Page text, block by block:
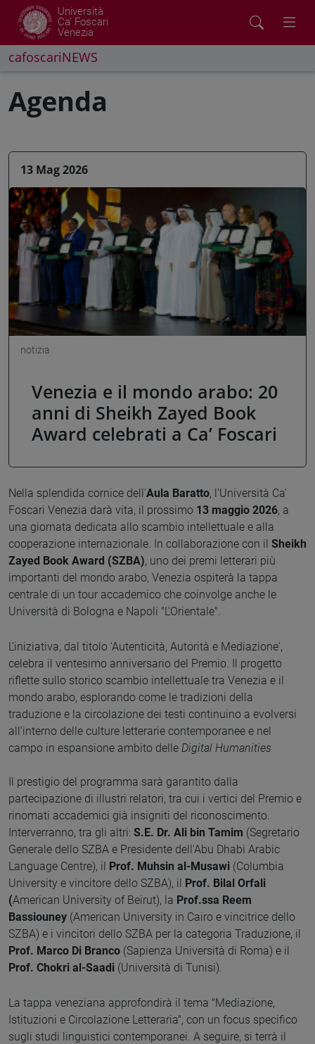
Università
Ca' Foscari
Venezia
cafoscariNEWS
Agenda
13 Mag 2026
notizia
Venezia e il mondo arabo: 20
anni di Sheikh Zayed Book
Award celebrati a Ca’ Foscari
Nella splendida cornice dell'Aula Baratto, l'Università Ca'
Foscari Venezia darà vita, il prossimo 13 maggio 2026, a
una giornata dedicata allo scambio intellettuale e alla
cooperazione internazionale. In collaborazione con il Sheikh
Zayed Book Award (SZBA), uno dei premi letterari più
importanti del mondo arabo, Venezia ospiterà la tappa
centrale di un tour accademico che coinvolge anche le
Università di Bologna e Napoli "L'Orientale".
L'iniziativa, dal titolo 'Autenticità, Autorità e Mediazione',
celebra il ventesimo anniversario del Premio. Il progetto
riflette sullo storico scambio intellettuale tra Venezia e il
mondo arabo, esplorando come le tradizioni della
traduzione e la circolazione dei testi continuino a evolversi
all'interno delle culture letterarie contemporanee e nel
campo in espansione ambito delle Digital Humanities
Il prestigio del programma sarà garantito dalla
partecipazione di illustri relatori, tra cui i vertici del Premio e
rinomati accademici già insigniti del riconoscimento.
Interverranno, tra gli altri: S.E. Dr. Ali bin Tamim (Segretario
Generale dello SZBA e Presidente dell'Abu Dhabi Arabic
Language Centre), il Prof. Muhsin al-Musawi (Columbia
University e vincitore dello SZBA), il Prof. Bilal Orfali
(American University of Beirut), la Prof.ssa Reem
Bassiouney (American University in Cairo e vincitrice dello
SZBA) e i vincitori dello SZBA per la categoria Traduzione, il
Prof. Marco Di Branco (Sapienza Università di Roma) e il
Prof. Chokri al-Saadi (Università di Tunisi).
La tappa veneziana approfondirà il tema "Mediazione,
Istituzioni e Circolazione Letteraria", con un focus specifico
sugli studi linguistici contemporanei. A seguire, si terrà il